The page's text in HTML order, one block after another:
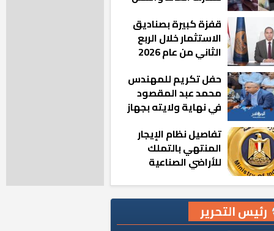
قفزة كبيرة بصناديق
الاستثمار خلال الربع
الثاني من عام 2026
حفل تكريم للمهندس
محمد عبد المقصود
في نهاية ولايته بجهاز
تفاصيل نظام الإيجار
المنتهي بالتملك
للأراضي الصناعية
رئيس التحرير